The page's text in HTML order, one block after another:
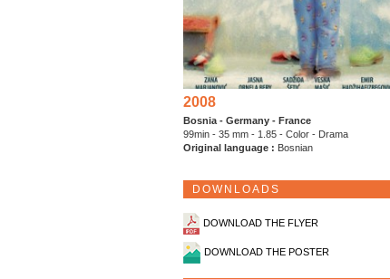
2008
Bosnia - Germany - France
99min - 35 mm - 1.85 - Color - Drama
Original language : Bosnian
DOWNLOADS
DOWNLOAD THE FLYER
DOWNLOAD THE POSTER